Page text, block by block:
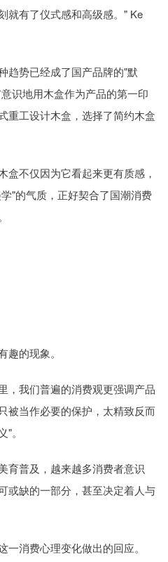
就有了仪式感和高级感。" Ke
趋势已经成了国产品牌的"默
识地用木盒作为产品的第一印
重工设计木盒，选择了简约木盒
盒不仅因为它看起来更有质感，
"的气质，正好契合了国潮消费
的现象。
，我们普遍的消费观更强调产品
被当作必要的保护，太精致反而
。
育普及，越来越多消费者意识
或缺的一部分，甚至决定着人与
消费心理变化做出的回应。